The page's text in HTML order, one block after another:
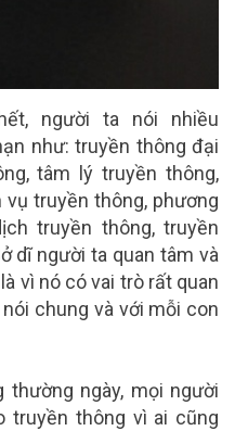
người ta nói nhiều
như: truyền thông đại
tâm lý truyền thông,
truyền thông, phương
truyền thông, truyền
dĩ người ta quan tâm và
vì nó có vai trò rất quan
chung và với mỗi con
ngày, mọi người
truyền thông vì ai cũng